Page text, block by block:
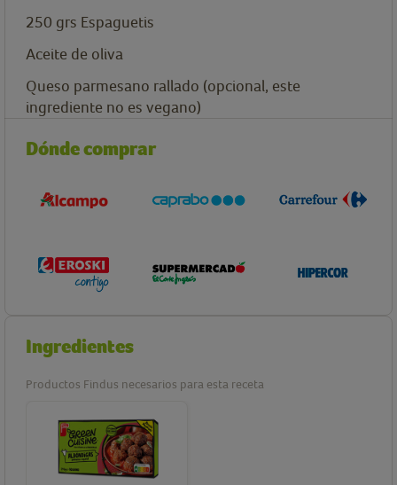
250 grs Espaguetis
Aceite de oliva
Queso parmesano rallado (opcional, este
ingrediente no es vegano)
Dónde comprar
Ingredientes
Productos Findus necesarios para esta receta